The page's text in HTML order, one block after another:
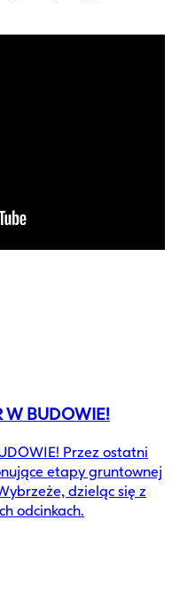
W BUDOWIE!
Przez ostatni
etapy gruntownej
dzieląc się z
odcinkach.